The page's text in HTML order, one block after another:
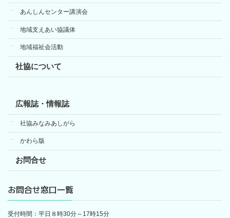
あんしんセンター講演会
地域支えあい協議体
地域福祉会活動
社協について
広報誌・情報誌
社協みなみあしがら
かわら版
お問合せ
お問合せ窓口一覧
受付時間：平日８時30分～17時15分